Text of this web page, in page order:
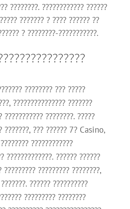
????????. ???????????? ??????
??????? ? ???? ?????? ??
? ????????-???????????.
???????? ??? ?????
??????????????? ???????
??????????? ????????. ?????
???????, ??? ?????? 7? Casino,
????????????
?????????????. ?????? ??????
????????? ????????? ????????,
?????? ??????????
????????? ????????